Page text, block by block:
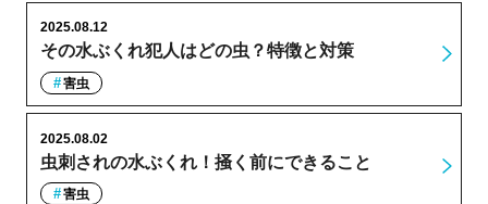
その水ぶくれ犯人はどの虫？特徴と対策
2025.08.12
害虫
虫刺されの水ぶくれ！掻く前にできること
2025.08.02
害虫